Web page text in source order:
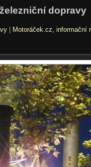
dopravy
| Motoráček.cz, informační